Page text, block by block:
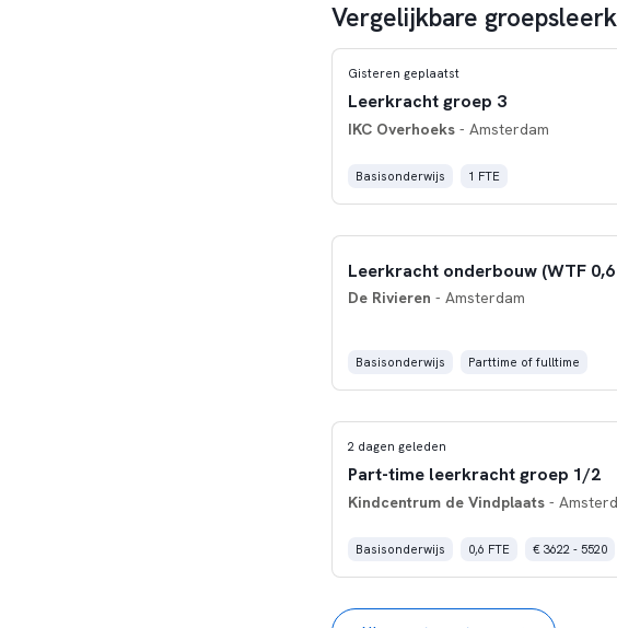
Vergelijkbare
Gisteren geplaatst
Leerkracht groep 3
IKC Overhoeks- Amsterdam
Basisonderwijs 1 FTE
Leerkracht onderbouw (WTF 0,6
De Rivieren - Amsterdam
Basisonderwijs Parttime of fulltime
2 dagen geleden
Part-time leerkracht groep 1/2
Kindcentrum de Vindplaats-
Basisonderwijs 0,6 FTE € 3622 - 5520